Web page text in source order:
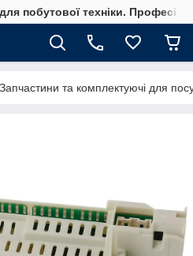
побутової техніки.
Запчастини та комплектуючі для